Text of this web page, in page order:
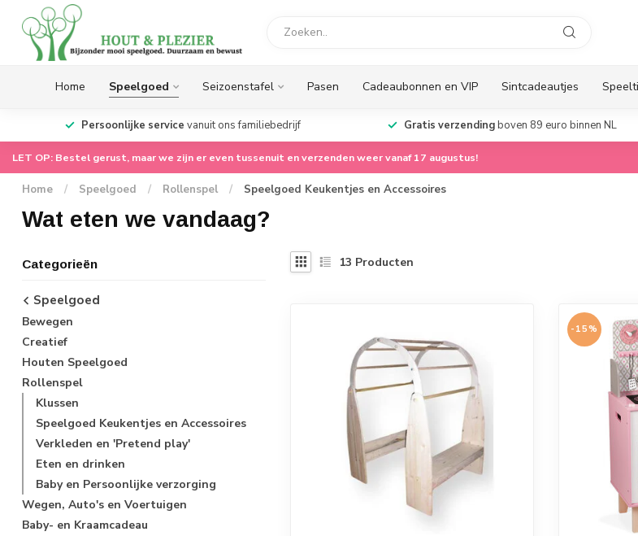
Home Speelgoed Seizoenstafel Pasen Cadeaubonnen en VIP Sintcadeautjes
Persoonlijke service vanuit ons familiebedrijf Gratis verzendingboven 89 euro binnen NL
LET OP: Bestel gerust, maar we zijn er even tussenuit en verzenden weer vanaf 17 augustus!
Home / Speelgoed / Rollenspel / Speelgoed Keukentjes en Accessoires
Wat eten we vandaag?
Categorieën
Speelgoed
Bewegen
Creatief
Houten Speelgoed
Rollenspel
Klussen
Speelgoed Keukentjes en Accessoires
Verkleden en 'Pretend play'
Eten en drinken
Baby en Persoonlijke verzorging
Wegen, Auto's en Voertuigen
Baby- en Kraamcadeau
13 Producten
-15%